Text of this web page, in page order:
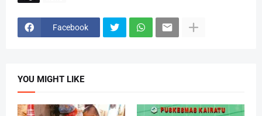
Facebook
YOU MIGHT LIKE